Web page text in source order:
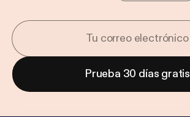
Prueba 30 días gratis